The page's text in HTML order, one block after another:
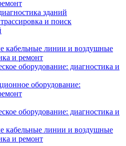
зданий
и поиск
кабельные линии и воздушные
и ремонт
оборудование: диагностика и
оборудование:
оборудование: диагностика и
кабельные линии и воздушные
и ремонт